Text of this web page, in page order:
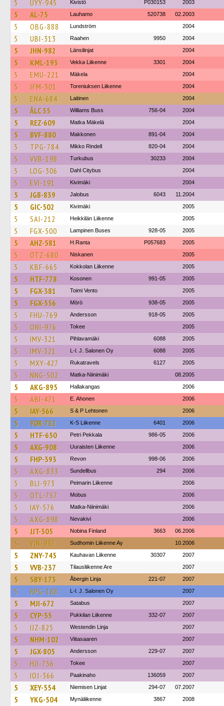
5 UYY-945 Kivistö P030153 2003
5 AL-75 Lauhamo 520738 02.2003
5 OBG-888 Lundström 2004
5 UBI-313 Raahen 9950 2004
5 JHN-982 Länsilinjat 2004
5 KML-193 Vekka Liikenne 3301 2004
5 EMU-221 Mäkela 2004
5 JFM-301 Toreniuksen Liikenne 2004
5 ENA-684 Laitinen 2004
5 ÅLC 55 Williams Buss 756-04 2004
5 REZ-609 Matka Mäkelä 2004
5 BVF-880 Makkonen 891-04 2004
5 TPG-784 Mikko Rindell 820-04 2004
5 VVB-198 Turkubus 30233 2004
5 LOG-306 Dahl Citybus 2004
5 EVI-191 Kivimäki 2004
5 JGB-839 Jalobus 6043 11.2004
5 GIC-502 Kivimäki 2005
5 SAI-212 Heikkilän Liikenne 2005
5 FGX-500 Lampinen Buses 928-05 2005
5 AHZ-581 H.Ranta P057683 2005
5 OTZ-680 Niskanen 2005
5 KBF-665 Kokkolan Liikenne 2005
5 HTF-778 Kosonen 991-05 2005
5 FGX-381 Toimi Vento 2005
5 FGX-556 Mörö 938-05 2005
5 FHU-769 Andersson 918-05 2005
5 ONI-976 Tokee 2005
5 IMV-321 Pihlavamäki 6088 2005
5 IMV-321 L-l. J. Salonen Oy 6088 2005
5 MXY-427 Rukatravels 6127 2005
5 NNG-502 Matka-Niinimäki 08.2005
5 AKG-895 Hallakangas 2006
5 ABI-471 E. Ahonen 2006
5 IAY-566 S & P Lehtonen 2006
5 YOR-732 K-S Liikenne 6401 2006
5 HTF-650 Petri Pekkala 986-05 2006
5 AXG-908 Uuraisten Liikenne 2006
5 FHP-393 Revon 998-06 2006
5 AXG-833 Sundellbus 294 2006
5 BLI-973 Peimarin Liikenne 2006
5 OTL-757 Mobus 2006
5 IAY-576 Matka-Niinimäki 2006
5 AXG-898 Nevakivi 2006
5 JJT-305 Nobina Finland 3663 06.2006
5 YIN-937 Sudhomin Liikenne Ay 10.2006
5 ZNY-745 Kauhavan Liikenne 30307 2007
5 VVB-237 Tilausliikenne Are 2007
5 SBY-173 Åbergin Linja 221-07 2007
5 RPG-188 L-l. J. Salonen Oy 2007
5 MJI-672 Satabus 2007
5 CYP-55 Pukkilan Liikenne 332-07 2007
5 IJZ-825 Westendin Linja 2007
5 NHM-102 Viitasaaren 2007
5 JGX-805 Andersson 229-07 2007
5 HJI-756 Tokee 2007
5 IOJ-366 Paakinaho 136059 2007
5 XEY-554 Niemisen Linjat 294-07 07.2007
5 YKG-504 Mynäliikenne 3867 2008